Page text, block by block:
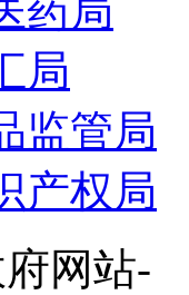
药局
局
监管局
产权局
网站-